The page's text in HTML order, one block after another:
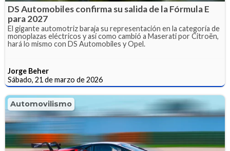
DS Automobiles confirma su salida de la Fórmula E
para 2027
El gigante automotriz baraja su representación en la categoría de
monoplazas eléctricos y así como cambió a Maserati por Citroën,
hará lo mismo con DS Automobiles y Opel.
Jorge Beher
Sábado, 21 de marzo de 2026
Automovilismo